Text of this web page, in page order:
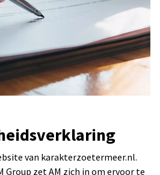
van karakterzoetermeer.nl.
Group zet AM zich in om ervoor te